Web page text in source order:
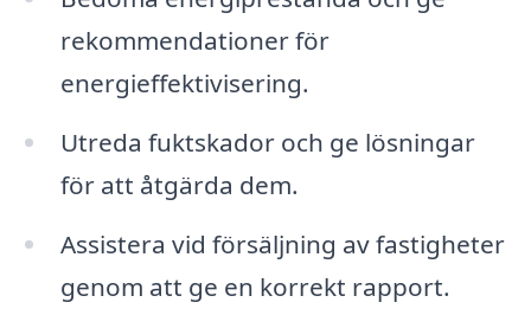
rekommendationer för
energieffektivisering.
Utreda fuktskador och ge lösningar
för att åtgärda dem.
Assistera vid försäljning av fastigheter
genom att ge en korrekt rapport.